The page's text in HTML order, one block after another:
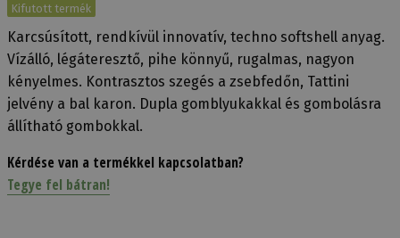
Kifutott termék
Karcsúsított, rendkívül innovatív, techno softshell anyag.
Vízálló, légáteresztő, pihe könnyű, rugalmas, nagyon
kényelmes. Kontrasztos szegés a zsebfedőn, Tattini
jelvény a bal karon. Dupla gomblyukakkal és gombolásra
állítható gombokkal.
Kérdése van a termékkel kapcsolatban?
Tegye fel bátran!